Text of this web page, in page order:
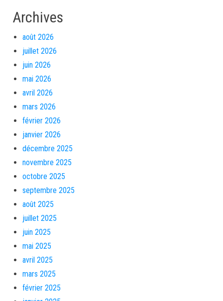
Archives
août 2026
juillet 2026
juin 2026
mai 2026
avril 2026
mars 2026
février 2026
janvier 2026
décembre 2025
novembre 2025
octobre 2025
septembre 2025
août 2025
juillet 2025
juin 2025
mai 2025
avril 2025
mars 2025
février 2025